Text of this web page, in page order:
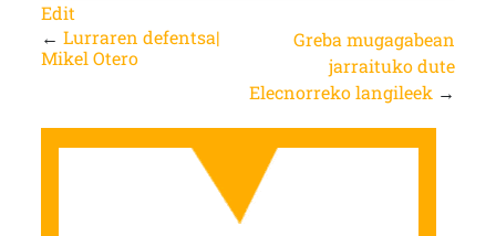
Edit
← Lurraren defentsa|
Mikel Otero
Greba mugagabean
jarraituko dute
Elecnorreko langileek →